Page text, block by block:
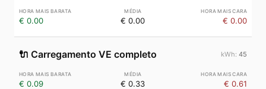
€ 0.00 € 0.00 € 0.00
🔌 Carregamento VE completo 45
€ 0.09 € 0.33 € 0.61